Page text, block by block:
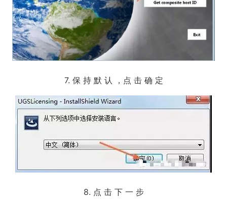
7. 保 持 默 认 ，点 击 确 定
8. 点 击 下 一 步